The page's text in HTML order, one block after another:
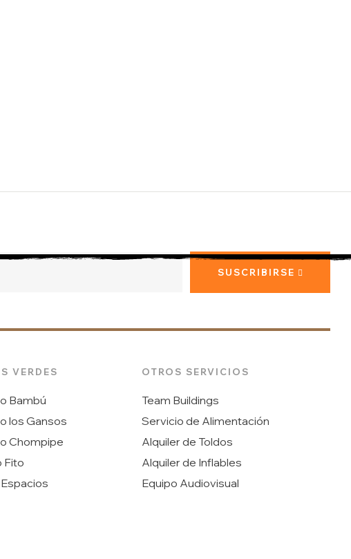
SUSCRIBIRSE
VERDES
Bambú
los Gansos
Chompipe
Fito
OTROS SERVICIOS
Team Buildings
Servicio de Alimentación
Alquiler de Toldos
Alquiler de Inflables
Equipo Audiovisual